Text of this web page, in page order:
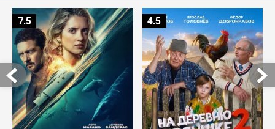
7.5 4.5